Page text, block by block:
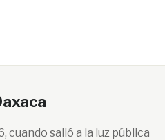
cuando salió a la luz pública